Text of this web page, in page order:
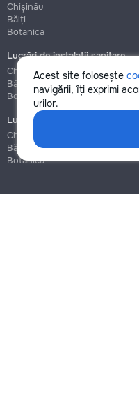
Acest site folosește
navigării, îți exprimi
urilor.
Chișinău
Bălți
Botanica
Lucrări de instalații sanitare
Chișinău
Bălți
Botanica
Lucrări de construcție și
Chișinău
Bălți
Botanica